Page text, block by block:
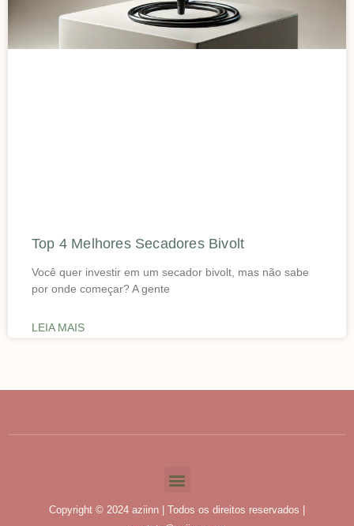
Top 4 Melhores Secadores Bivolt
Você quer investir em um secador bivolt, mas não sabe
por onde começar? A gente
LEIA MAIS
Copyright © 2024 aziinn | Todos os direitos reservados |